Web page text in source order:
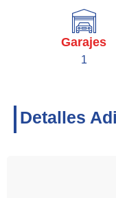
Garajes
1
Detalles